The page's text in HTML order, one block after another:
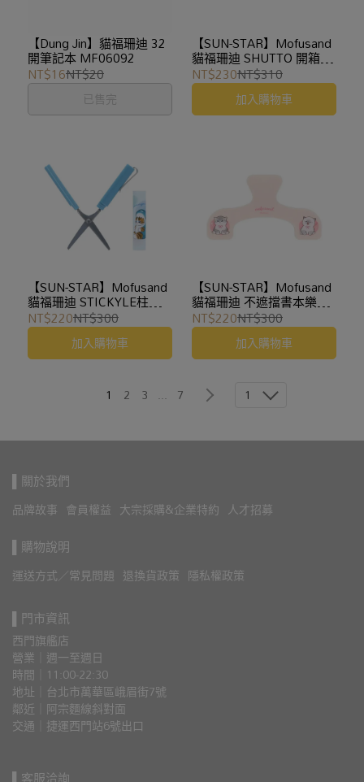
【Dung Jin】貓福珊迪 32
開筆記本 MF06092
NT$16NT$20
已售完
【SUN-STAR】Mofusand
貓福珊迪 SHUTTO 開箱拆
信刀
NT$230NT$310
加入購物車
【SUN-STAR】Mofusand
貓福珊迪 STICKYLE柱形
剪刀
NT$220NT$300
加入購物車
【SUN-STAR】Mofusand
貓福珊迪 不遮擋書本樂譜
固定夾
NT$220NT$300
加入購物車
1 2 3 ... 7 1
▌關於我們
品牌故事 會員權益 大宗採購&企業特約 人才招募
▌購物說明
運送方式／常見問題 退換貨政策 隱私權政策
▌門市資訊
西門旗艦店
營業｜週一至週日
時間｜11:00-22:30
地址｜台北市萬華區峨眉街7號
鄰近｜阿宗麵線斜對面
交通｜捷運西門站6號出口